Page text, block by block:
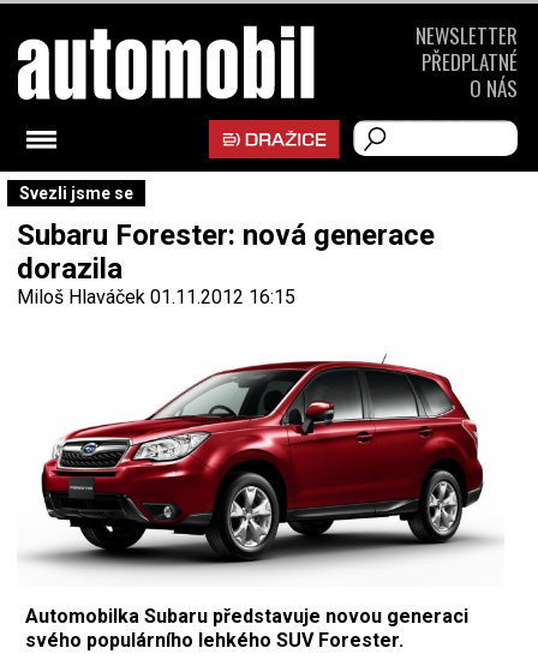
Svezli jsme se
Subaru Forester: nová generace
dorazila
Miloš Hlaváček 01.11.2012 16:15
Automobilka Subaru představuje novou generaci
svého populárního lehkého SUV Forester.
NEWSLETTER
PŘEDPLATNÉ
O NÁS